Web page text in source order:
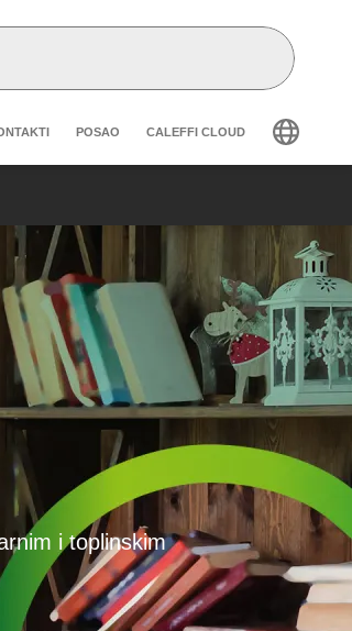
navigation
POSAO CALEFFI CLOUD
i toplinskim